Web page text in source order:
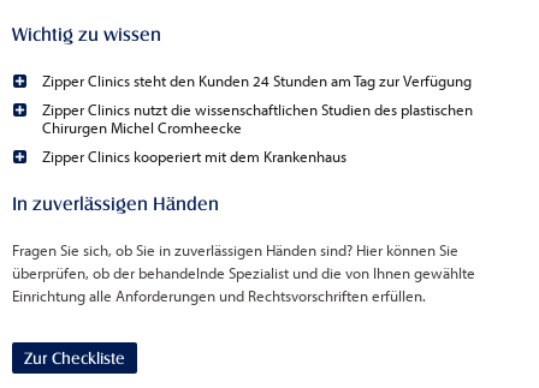
Wichtig zu wissen
Zipper Clinics steht den Kunden 24 Stunden am Tag zur Verfügung
Zipper Clinics nutzt die wissenschaftlichen Studien des plastischen
Chirurgen Michel Cromheecke
Zipper Clinics kooperiert mit dem Krankenhaus
In zuverlässigen Händen
Fragen Sie sich, ob Sie in zuverlässigen Händen sind? Hier können Sie
überprüfen, ob der behandelnde Spezialist und die von Ihnen gewählte
Einrichtung alle Anforderungen und Rechtsvorschriften erfüllen.
Zur Checkliste